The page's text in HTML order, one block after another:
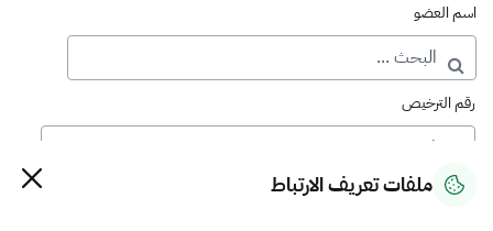
اسم العضو
رقم الترخيص
رقم العضويةملفات تعريف الارتباط